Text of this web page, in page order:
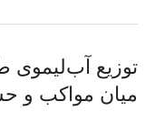
توزیع آب‌لیموی
میان مواکب و